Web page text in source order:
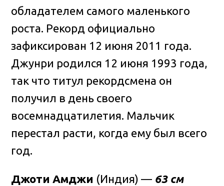
обладателем самого маленького
роста. Рекорд официально
зафиксирован 12 июня 2011 года.
Джунри родился 12 июня 1993 года,
так что титул рекордсмена он
получил в день своего
восемнадцатилетия. Мальчик
перестал расти, когда ему был всего
год.
Джоти Амджи (Индия) — 63 см